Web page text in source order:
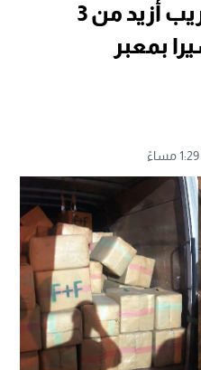
إجهاض محاولة لتهريب أزيد من 3
بمعبر